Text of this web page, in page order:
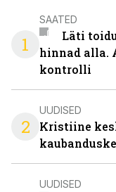
1
SAATED
Läti
hinnad alla.
kontrolli
2
UUDISED
Kristiine
UUDISED